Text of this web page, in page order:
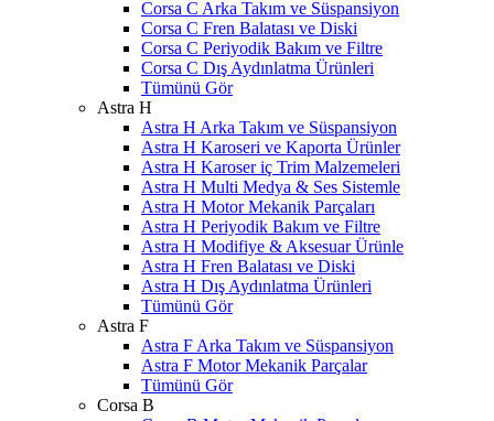
Corsa C Arka Takım ve Süspansiyon
Corsa C Fren Balatası ve Diski
Corsa C Periyodik Bakım ve Filtre
Corsa C Dış Aydınlatma Ürünleri
Tümünü Gör
Astra H
Astra H Arka Takım ve Süspansiyon
Astra H Karoseri ve Kaporta Ürünler
Astra H Karoser iç Trim Malzemeleri
Astra H Multi Medya & Ses Sistemle
Astra H Motor Mekanik Parçaları
Astra H Periyodik Bakım ve Filtre
Astra H Modifiye & Aksesuar Ürünle
Astra H Fren Balatası ve Diski
Astra H Dış Aydınlatma Ürünleri
Tümünü Gör
Astra F
Astra F Arka Takım ve Süspansiyon
Astra F Motor Mekanik Parçalar
Tümünü Gör
Corsa B